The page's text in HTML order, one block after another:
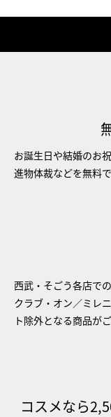
お誕生日や結婚のお
進物体裁などを無料
西武・そごう各店で
クラブ・オン／ミレ
ト除外となる商品が
コスメなら